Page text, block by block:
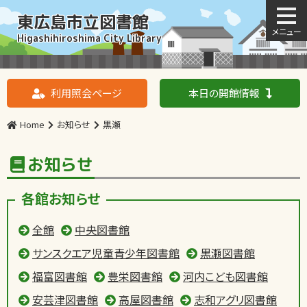
東広島市立図書館
Higashihiroshima City Library
利用照会ページ 本日の開館情報
Home お知らせ 黒瀬
お知らせ
各館お知らせ
全館
中央図書館
サンスクエア児童青少年図書館
黒瀬図書館
福富図書館
豊栄図書館
河内こども図書館
安芸津図書館
高屋図書館 志和アグリ図書館